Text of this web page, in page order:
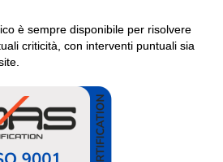
è sempre disponibile per risolvere
criticità, con interventi puntuali sia